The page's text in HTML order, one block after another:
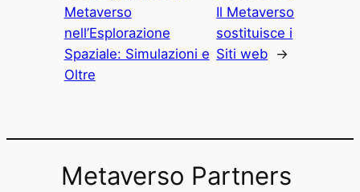
Metaverso
nell’Esplorazione
Spaziale: Simulazioni e
Oltre
Il Metaverso
sostituisce i
Siti web →
Metaverso Partners